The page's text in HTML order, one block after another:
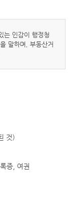
는 인감이 행정청
말하며, 부동산거
것)
증, 여권